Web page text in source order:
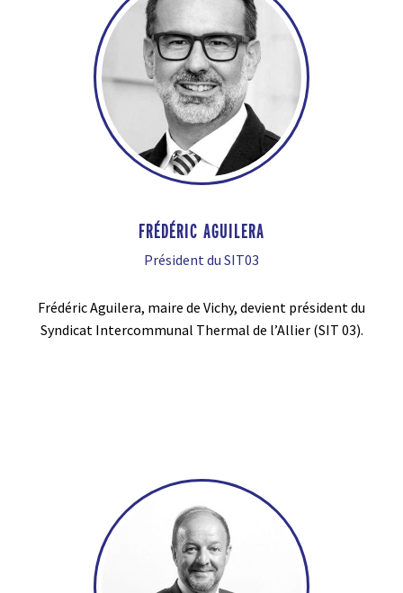
FRÉDÉRIC AGUILERA
Président du SIT03
Frédéric Aguilera, maire de Vichy, devient président du
Syndicat Intercommunal Thermal de l’Allier (SIT 03).